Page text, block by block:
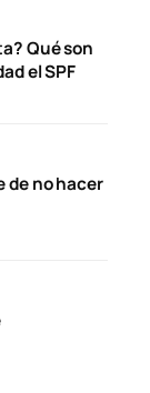
Qué son
el SPF
de no hacer